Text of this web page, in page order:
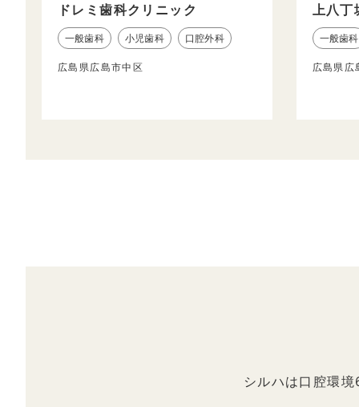
ドレミ歯科クリニック
一般歯科 小児歯科 口腔外科
広島県広島市中区
上八
一般歯科
広島県広
シルハは口腔環